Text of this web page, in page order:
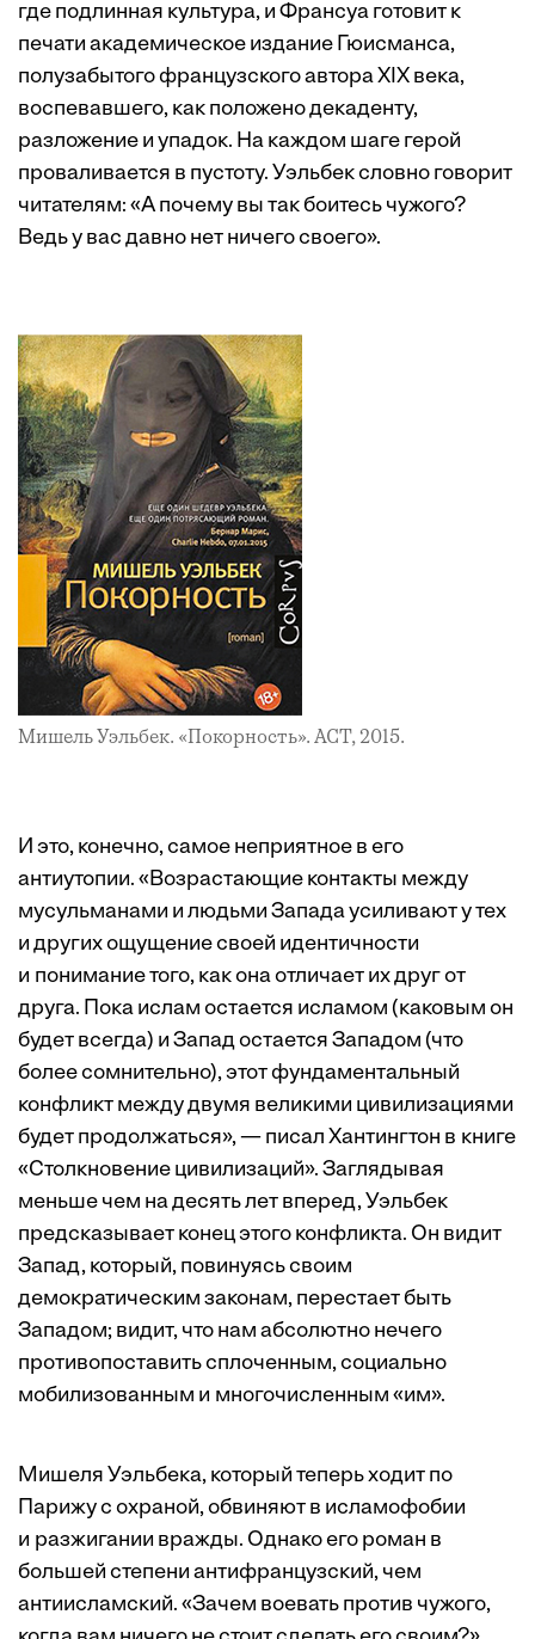
где подлинная культура, и Франсуа готовит к
печати академическое издание Гюисманса,
полузабытого французского автора XIX века,
воспевавшего, как положено декаденту,
разложение и упадок. На каждом шаге герой
проваливается в пустоту. Уэльбек словно говорит
читателям: «А почему вы так боитесь чужого?
Ведь у вас давно нет ничего своего».
Мишель Уэльбек. «Покорность». ­АСТ, 2015.
И это, конечно, самое неприятное в его
антиутопии. «Возрастающие контакты между
мусульманами и людьми Запада усиливают у тех
и других ощущение своей идентичности
и понимание того, как она отличает их друг от
друга. Пока ислам остается исламом (каковым он
будет всегда) и Запад остается Западом (что
более сомнительно), этот фундаментальный
конфликт между двумя великими цивилизациями
будет продолжаться», — писал Хантингтон в книге
«Столкновение цивилизаций». Заглядывая
меньше чем на десять лет вперед, Уэльбек
предсказывает конец этого конфликта. Он видит
Запад, который, повинуясь своим
демократическим законам, перестает быть
Западом; видит, что нам абсолютно нечего
противопоставить сплоченным, социально
мобилизованным и многочисленным «им».
Мишеля Уэльбека, который теперь ходит по
Парижу с охраной, обвиняют в исламофобии
и разжигании вражды. Однако его роман в
большей степени антифранцузский, чем
антиисламский. «Зачем воевать против чужого,